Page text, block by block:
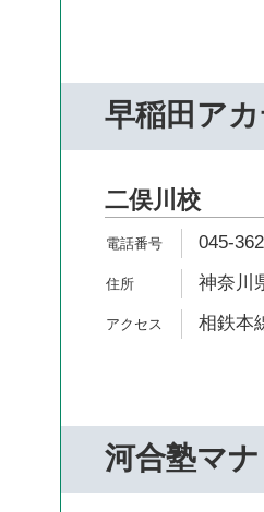
早稲田ア
二俣川校
045-
神奈川
相鉄本
河合塾マ